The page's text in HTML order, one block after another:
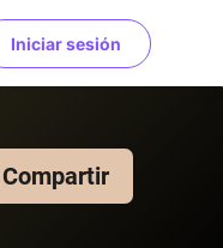
Iniciar sesión
Compartir